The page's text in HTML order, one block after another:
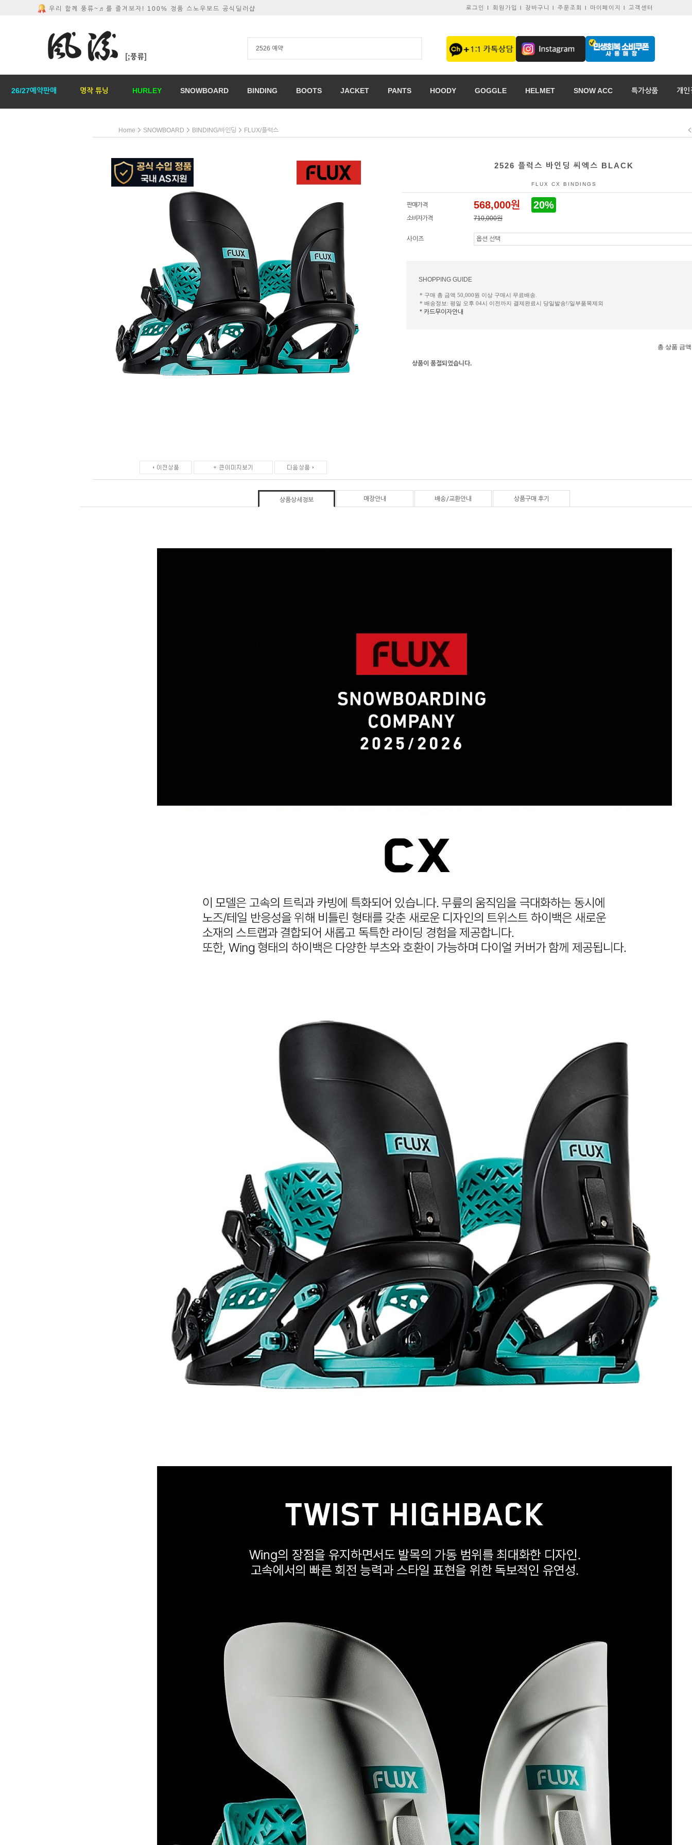
우리 함께 풍류~♬를 즐겨보자! 100% 정품 스노우보드 공식딜러샵 로그인 I 회원가입 l 장바구니 l 주문조회 l 마이페이지 l 고객센터
26/27예약판매 명작 튜닝 HURLEY SNOWBOARD BINDING BOOTS JACKET PANTS HOODY GOGGLE HELMET SNOW ACC 특가상품 개인
Home SNOWBOARD BINDING/바인딩 FLUX/플럭스
2526 플럭스 바인딩 씨엑스 BLACK
FLUX CX BINDINGS
판매가격 568,000원 20%
소비자가격 710,000원
사이즈
SHOPPING GUIDE
* 구매 총 금액 50,000원 이상 구매시 무료배송.
* 배송정보: 평일 오후 04시 이전까지 결제완료시 당일발송!/일부품목제외
* 카드무이자안내
총 상품 금액
상품이 품절되었습니다.
상품상세정보 매장안내 배송/교환안내 상품구매 후기